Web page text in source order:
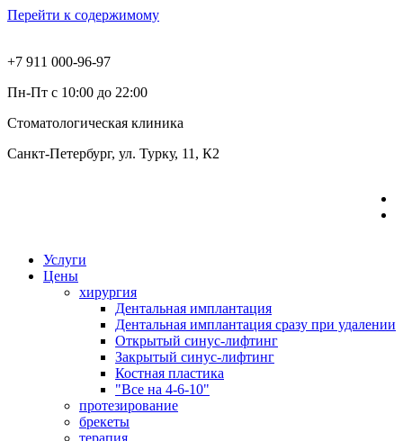
Перейти к содержимому
+7 911 000-96-97
Пн-Пт с 10:00 до 22:00
Стоматологическая клиника
Санкт-Петербург, ул. Турку, 11, К2
Услуги
Цены
хирургия
Дентальная имплантация
Дентальная имплантация сразу при удалении
Открытый синус-лифтинг
Закрытый синус-лифтинг
Костная пластика
"Все на 4-6-10"
протезирование
брекеты
терапия